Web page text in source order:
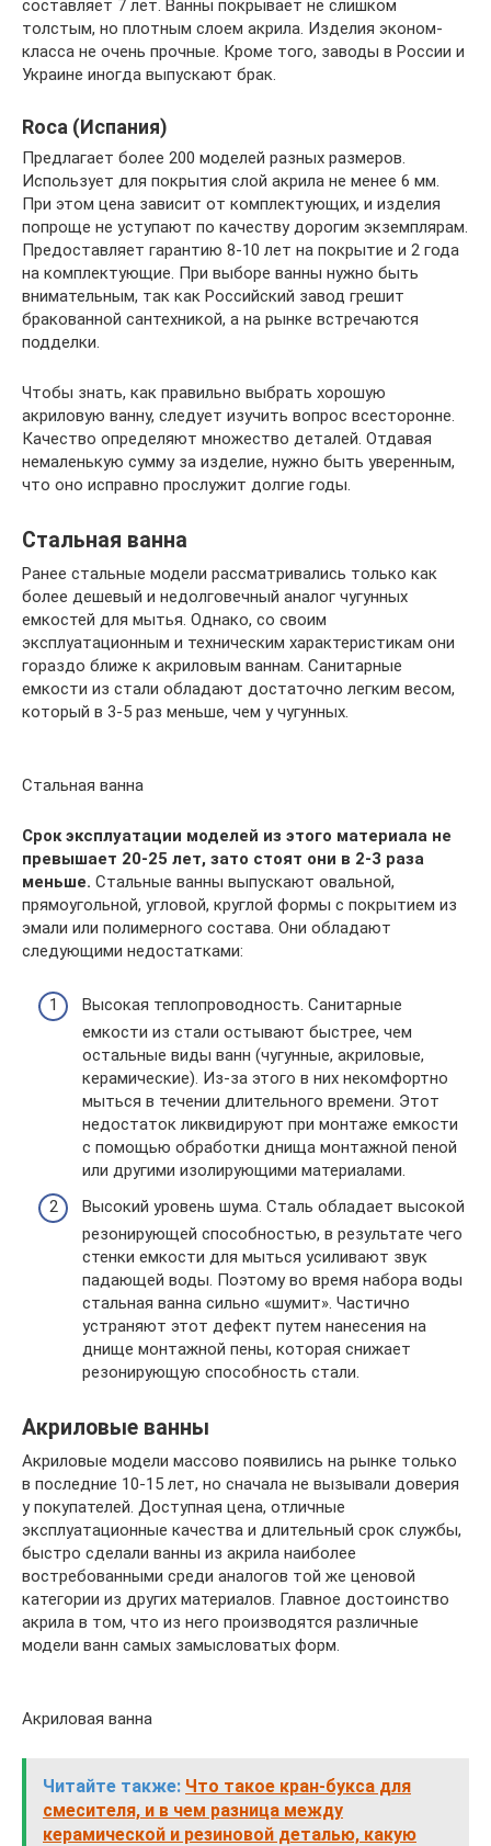
составляет 7 лет. Ванны покрывает не слишком
толстым, но плотным слоем акрила. Изделия эконом-
класса не очень прочные. Кроме того, заводы в России и
Украине иногда выпускают брак.
Roca (Испания)
Предлагает более 200 моделей разных размеров.
Использует для покрытия слой акрила не менее 6 мм.
При этом цена зависит от комплектующих, и изделия
попроще не уступают по качеству дорогим экземплярам.
Предоставляет гарантию 8-10 лет на покрытие и 2 года
на комплектующие. При выборе ванны нужно быть
внимательным, так как Российский завод грешит
бракованной сантехникой, а на рынке встречаются
подделки.
Чтобы знать, как правильно выбрать хорошую
акриловую ванну, следует изучить вопрос всесторонне.
Качество определяют множество деталей. Отдавая
немаленькую сумму за изделие, нужно быть уверенным,
что оно исправно прослужит долгие годы.
Стальная ванна
Ранее стальные модели рассматривались только как
более дешевый и недолговечный аналог чугунных
емкостей для мытья. Однако, со своим
эксплуатационным и техническим характеристикам они
гораздо ближе к акриловым ваннам. Санитарные
емкости из стали обладают достаточно легким весом,
который в 3-5 раз меньше, чем у чугунных.
Стальная ванна
Срок эксплуатации моделей из этого материала не
превышает 20-25 лет, зато стоят они в 2-3 раза
меньше. Стальные ванны выпускают овальной,
прямоугольной, угловой, круглой формы с покрытием из
эмали или полимерного состава. Они обладают
следующими недостатками:
Высокая теплопроводность. Санитарные
емкости из стали остывают быстрее, чем
остальные виды ванн (чугунные, акриловые,
керамические). Из-за этого в них некомфортно
мыться в течении длительного времени. Этот
недостаток ликвидируют при монтаже емкости
с помощью обработки днища монтажной пеной
или другими изолирующими материалами.
Высокий уровень шума. Сталь обладает высокой
резонирующей способностью, в результате чего
стенки емкости для мыться усиливают звук
падающей воды. Поэтому во время набора воды
стальная ванна сильно «шумит». Частично
устраняют этот дефект путем нанесения на
днище монтажной пены, которая снижает
резонирующую способность стали.
Акриловые ванны
Акриловые модели массово появились на рынке только
в последние 10-15 лет, но сначала не вызывали доверия
у покупателей. Доступная цена, отличные
эксплуатационные качества и длительный срок службы,
быстро сделали ванны из акрила наиболее
востребованными среди аналогов той же ценовой
категории из других материалов. Главное достоинство
акрила в том, что из него производятся различные
модели ванн самых замысловатых форм.
Акриловая ванна
Читайте также: Что такое кран-букса для
смесителя, и в чем разница между
керамической и резиновой деталью, какую